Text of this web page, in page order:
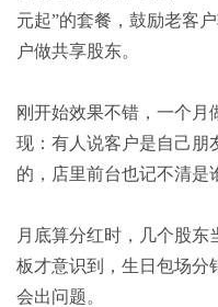
元起”的套餐，鼓励老客
户做共享股东。
刚开始效果不错，一个月
现：有人说客户是自己朋
的，店里前台也记不清是
月底算分红时，几个股
板才意识到，生日包场分
会出问题。